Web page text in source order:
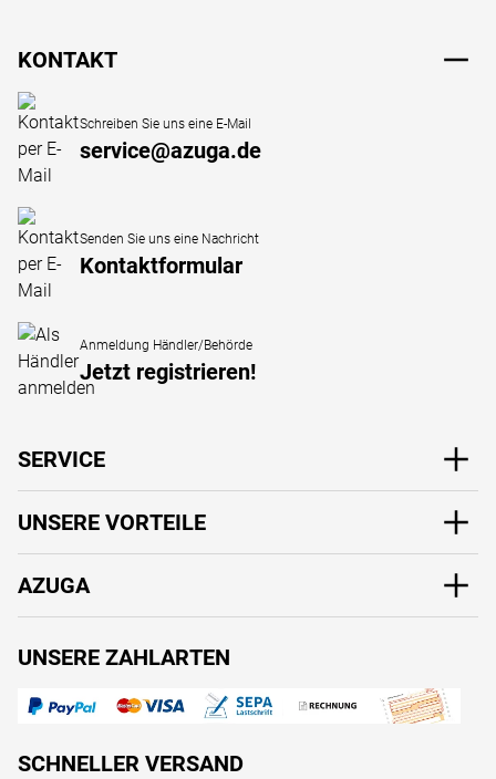
KONTAKT
Schreiben Sie uns eine E-Mail
service@azuga.de
Senden Sie uns eine Nachricht
Kontaktformular
Anmeldung Händler/Behörde
Jetzt registrieren!
SERVICE
UNSERE VORTEILE
AZUGA
UNSERE ZAHLARTEN
SCHNELLER VERSAND